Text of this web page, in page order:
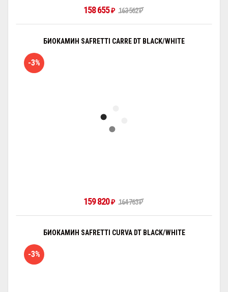
158 655₽ 163 562₽
БИОКАМИН SAFRETTI CARRE DT BLACK/WHITE
-3%
159 820₽ 164 763₽
БИОКАМИН SAFRETTI CURVA DT BLACK/WHITE
-3%